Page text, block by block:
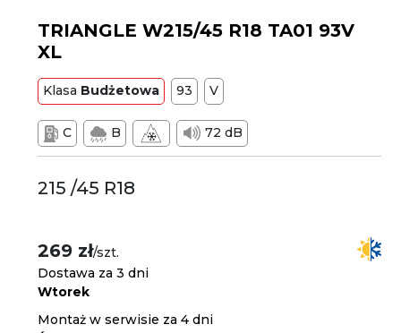
TRIANGLE W215/45 R18 TA01 93V
XL
Klasa Budżetowa 93 V
C B 72 dB
215 /45 R18
269 zł/szt.
Dostawa za 3 dni
Wtorek
Montaż w serwisie za 4 dni